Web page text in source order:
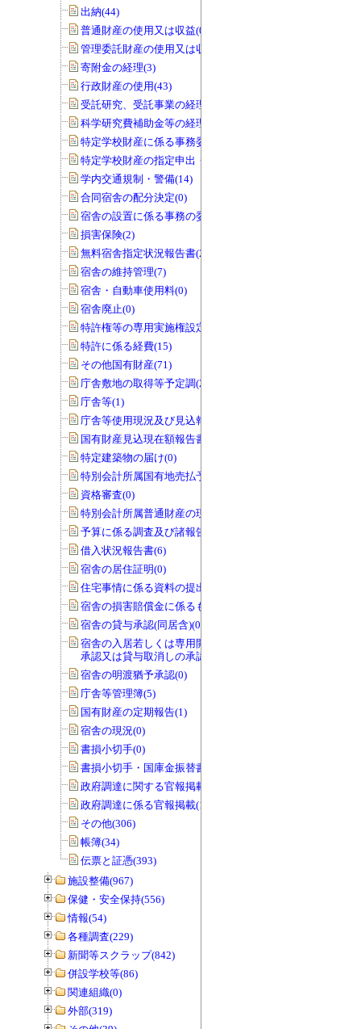
出納(44)
普通財産の使用又は収益(0)
管理委託財産の使用又は収益(0)
寄附金の経理(3)
行政財産の使用(43)
受託研究、受託事業の経理(12)
科学研究費補助金等の経理(5)
特定学校財産に係る事務委任の承認(0)
特定学校財産の指定申出・協議(0)
学内交通規制・警備(14)
合同宿舎の配分決定(0)
宿舎の設置に係る事務の委任(0)
損害保険(2)
無料宿舎指定状況報告書(2)
宿舎の維持管理(7)
宿舎・自動車使用料(0)
宿舎廃止(0)
特許権等の専用実施権設定(22)
特許に係る経費(15)
その他国有財産(71)
庁舎敷地の取得等予定調(22)
庁舎等(1)
庁舎等使用現況及び見込報告書(0)
国有財産見込現在額報告書(1)
特定建築物の届け(0)
特別会計所属国有地売払予定調(0)
資格審査(0)
特別会計所属普通財産の現況調査(0)
予算に係る調査及び諸報告(286)
借入状況報告書(6)
宿舎の居住証明(0)
住宅事情に係る資料の提出(3)
宿舎の損害賠償金に係るもの(0)
宿舎の貸与承認(同居含)(0)
宿舎の入居若しくは専用開始の延期の
承認又は貸与取消しの承認(0)
宿舎の明渡猶予承認(0)
庁舎等管理簿(5)
国有財産の定期報告(1)
宿舎の現況(0)
書損小切手(0)
書損小切手・国庫金振替書(0)
政府調達に関する官報掲載(0)
政府調達に係る官報掲載(1)
その他(306)
帳簿(34)
伝票と証憑(393)
施設整備(967)
保健・安全保持(556)
情報(54)
各種調査(229)
新聞等スクラップ(842)
併設学校等(86)
関連組織(0)
外部(319)